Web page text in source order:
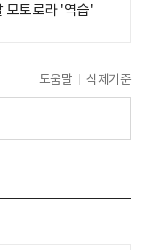
모토로라 '역습'
도움말 삭제기준